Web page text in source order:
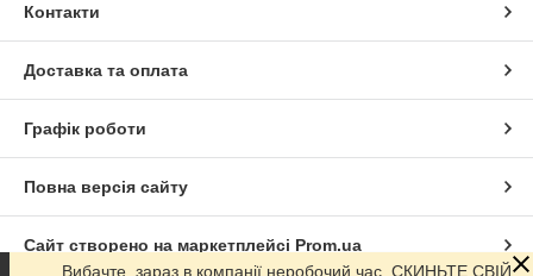
Контакти
Доставка та оплата
Графік роботи
Повна версія сайту
Сайт створено на маркетплейсі Prom.ua
Вибачте, зараз в компанії неробочий час. СКИНЬТЕ СВІЙ